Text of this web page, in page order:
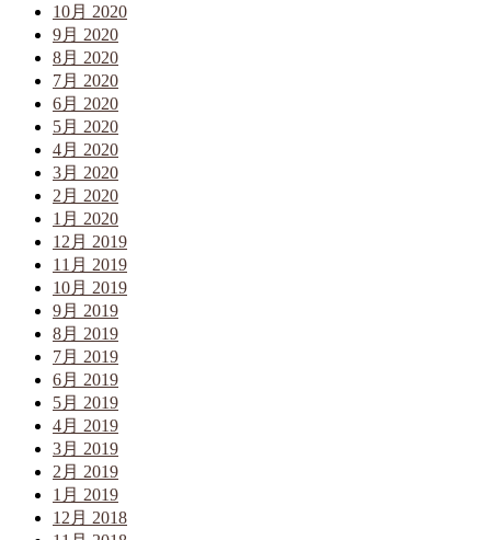
10月 2020
9月 2020
8月 2020
7月 2020
6月 2020
5月 2020
4月 2020
3月 2020
2月 2020
1月 2020
12月 2019
11月 2019
10月 2019
9月 2019
8月 2019
7月 2019
6月 2019
5月 2019
4月 2019
3月 2019
2月 2019
1月 2019
12月 2018